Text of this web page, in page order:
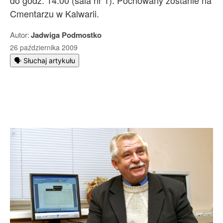
Cmentarzu w Kalwarii.
Autor:Jadwiga Podmostko
26 października 2009
🗣️ Słuchaj artykułu